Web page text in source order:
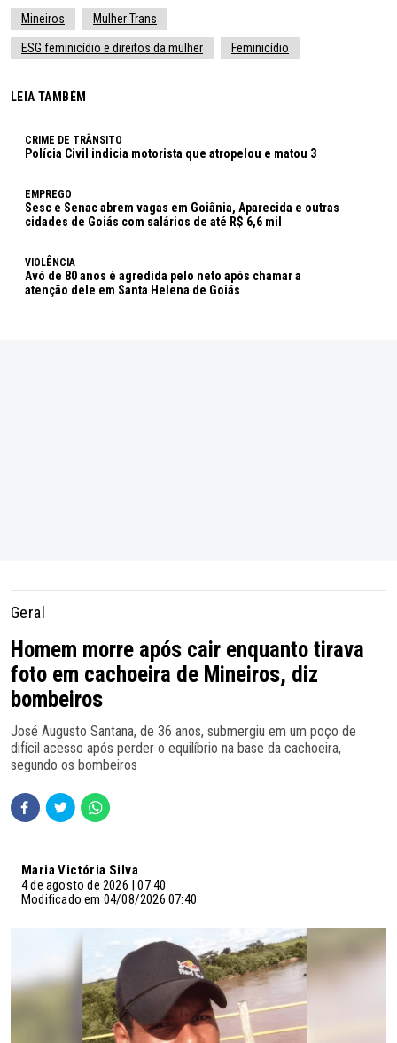
Mineiros Mulher Trans
ESG feminicídio e direitos da mulher Feminicídio
LEIA TAMBÉM
CRIME DE TRÂNSITO
Polícia Civil indicia motorista que atropelou e matou 3
EMPREGO
Sesc e Senac abrem vagas em Goiânia, Aparecida e outras
cidades de Goiás com salários de até R$ 6,6 mil
VIOLÊNCIA
Avó de 80 anos é agredida pelo neto após chamar a
atenção dele em Santa Helena de Goiás
Geral
Homem morre após cair enquanto tirava
foto em cachoeira de Mineiros, diz
bombeiros
José Augusto Santana, de 36 anos, submergiu em um poço de
difícil acesso após perder o equilíbrio na base da cachoeira,
segundo os bombeiros
Maria Victória Silva
4 de agosto de 2026 | 07:40
Modificado em 04/08/2026 07:40